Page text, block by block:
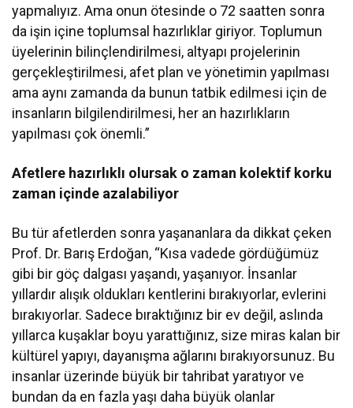
yapmalıyız. Ama onun ötesinde o 72 saatten sonra
da işin içine toplumsal hazırlıklar giriyor. Toplumun
üyelerinin bilinçlendirilmesi, altyapı projelerinin
gerçekleştirilmesi, afet plan ve yönetimin yapılması
ama aynı zamanda da bunun tatbik edilmesi için de
insanların bilgilendirilmesi, her an hazırlıkların
yapılması çok önemli.”
Afetlere hazırlıklı olursak o zaman kolektif korku
zaman içinde azalabiliyor
Bu tür afetlerden sonra yaşananlara da dikkat çeken
Prof. Dr. Barış Erdoğan, “Kısa vadede gördüğümüz
gibi bir göç dalgası yaşandı, yaşanıyor. İnsanlar
yıllardır alışık oldukları kentlerini bırakıyorlar, evlerini
bırakıyorlar. Sadece bıraktığınız bir ev değil, aslında
yıllarca kuşaklar boyu yarattığınız, size miras kalan bir
kültürel yapıyı, dayanışma ağlarını bırakıyorsunuz. Bu
insanlar üzerinde büyük bir tahribat yaratıyor ve
bundan da en fazla yaşı daha büyük olanlar